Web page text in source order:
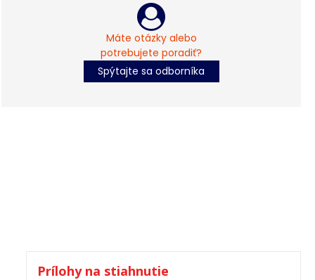
Máte otázky alebo
potrebujete poradiť?
Spýtajte sa odborníka
Prílohy na stiahnutie